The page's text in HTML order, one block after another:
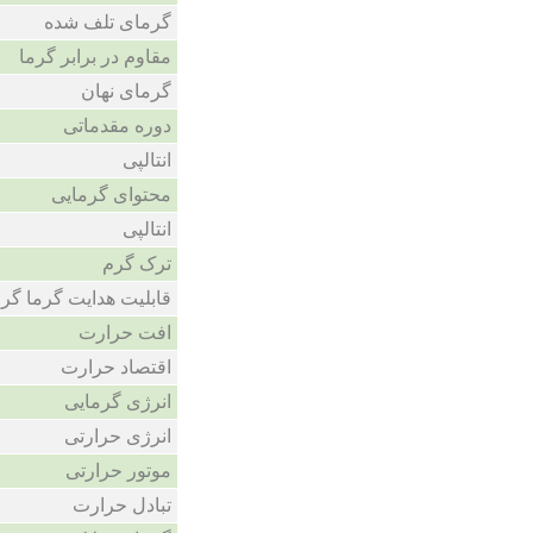
گرمای تلف شده
مقاوم در برابر گرما
گرمای نهان
دوره مقدماتی
انتالپی
محتوای گرمایی
انتالپی
ترک گرم
قابلیت هدایت گرما
افت حرارت
اقتصاد حرارت
انرژی گرمایی
انرژی حرارتی
موتور حرارتی
تبادل حرارت